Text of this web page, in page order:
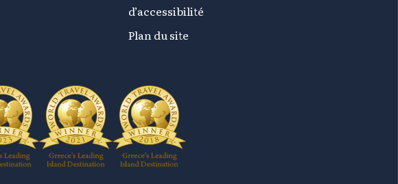
d’accessibilité
Plan du site